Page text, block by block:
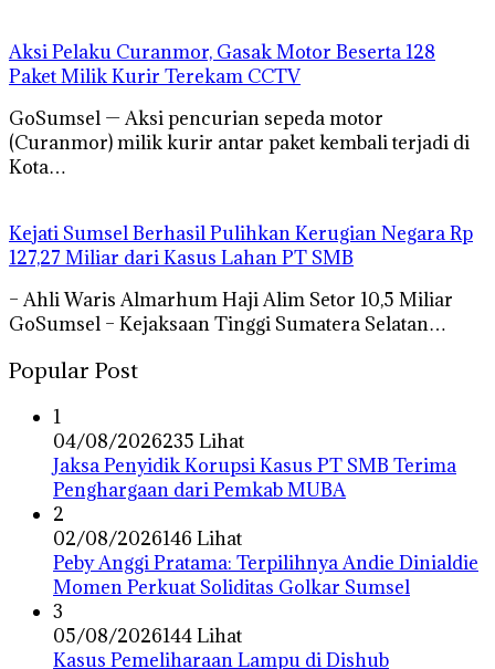
Aksi Pelaku Curanmor, Gasak Motor Beserta 128
Paket Milik Kurir Terekam CCTV
GoSumsel — Aksi pencurian sepeda motor
(Curanmor) milik kurir antar paket kembali terjadi di
Kota…
Kejati Sumsel Berhasil Pulihkan Kerugian Negara Rp
127,27 Miliar dari Kasus Lahan PT SMB
– Ahli Waris Almarhum Haji Alim Setor 10,5 Miliar
GoSumsel – Kejaksaan Tinggi Sumatera Selatan…
Popular Post
1
04/08/2026235 Lihat
Jaksa Penyidik Korupsi Kasus PT SMB Terima
Penghargaan dari Pemkab MUBA
2
02/08/2026146 Lihat
Peby Anggi Pratama: Terpilihnya Andie Dinialdie
Momen Perkuat Soliditas Golkar Sumsel
3
05/08/2026144 Lihat
Kasus Pemeliharaan Lampu di Dishub